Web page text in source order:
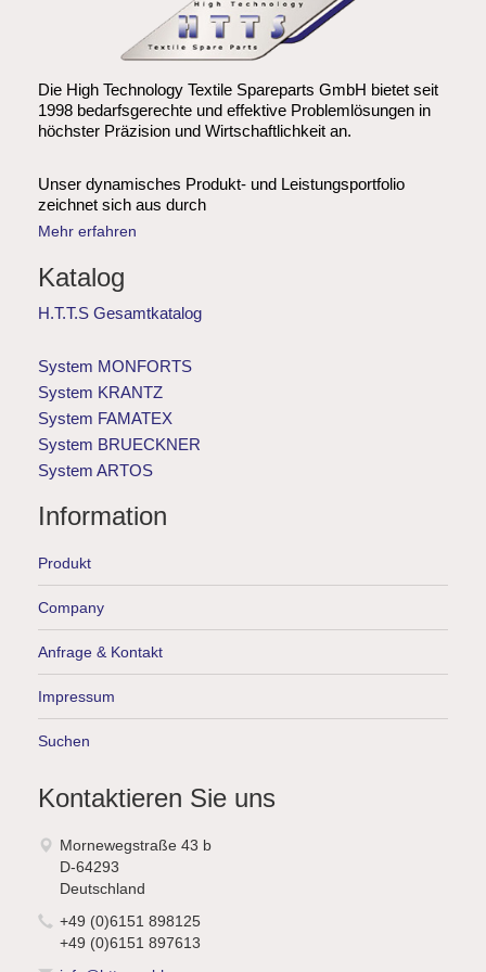
Die High Technology Textile Spareparts GmbH bietet seit
1998 bedarfsgerechte und effektive Problemlösungen in
höchster Präzision und Wirtschaftlichkeit an.
Unser dynamisches Produkt- und Leistungsportfolio
zeichnet sich aus durch
Mehr erfahren
Katalog
H.T.T.S Gesamtkatalog
System MONFORTS
System KRANTZ
System FAMATEX
System BRUECKNER
System ARTOS
Information
Produkt
Company
Anfrage & Kontakt
Impressum
Suchen
Kontaktieren Sie uns
Mornewegstraße 43 b
D-64293
Deutschland
+49 (0)6151 898125
+49 (0)6151 897613